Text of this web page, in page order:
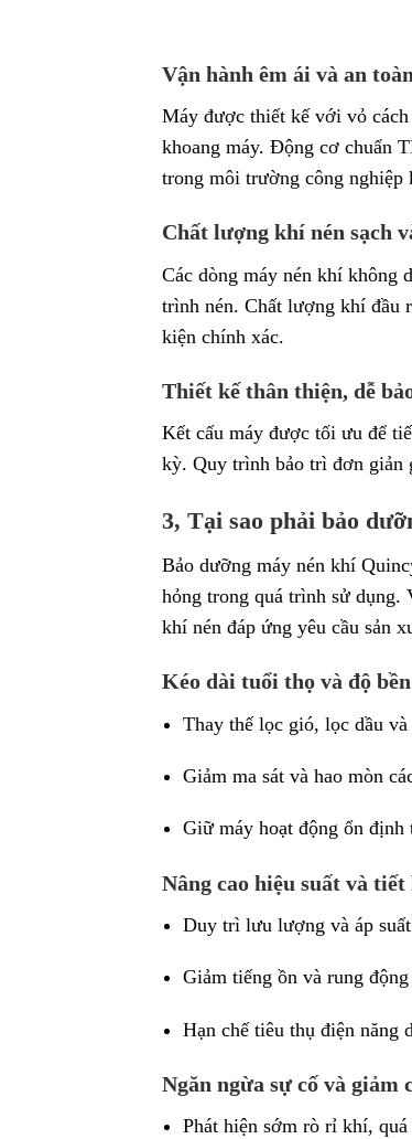
Vận hành êm ái và an toàn
Máy được thiết kế với vỏ
khoang máy. Động cơ chuẩn
trong môi trường công nghiệp
Chất lượng khí nén sạch
Các dòng máy nén khí không
trình nén. Chất lượng khí đầu
kiện chính xác.
Thiết kế thân thiện, dễ
Kết cấu máy được tối ưu để
kỳ. Quy trình bảo trì đơn giản
3, Tại sao phải bảo
Bảo dưỡng máy nén khí
hỏng trong quá trình sử
khí nén đáp ứng yêu cầu sản
Kéo dài tuổi thọ và độ
Thay thế lọc gió, lọc dầu
Giảm ma sát và hao mòn
Giữ máy hoạt động ổn
Nâng cao hiệu suất và
Duy trì lưu lượng và áp
Giảm tiếng ồn và rung
Hạn chế tiêu thụ điện năng
Ngăn ngừa sự cố và giảm
Phát hiện sớm rò rỉ khí,